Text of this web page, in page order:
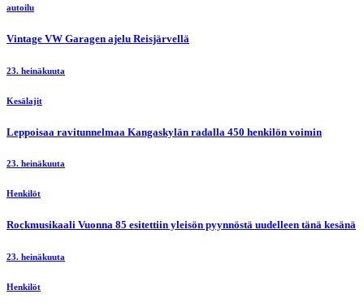
autoilu
Vintage VW Garagen ajelu Reisjärvellä
23. heinäkuuta
Kesälajit
Leppoisaa ravitunnelmaa Kangaskylän radalla 450 henkilön voimin
23. heinäkuuta
Henkilöt
Rockmusikaali Vuonna 85 esitettiin yleisön pyynnöstä uudelleen tänä kesänä
23. heinäkuuta
Henkilöt